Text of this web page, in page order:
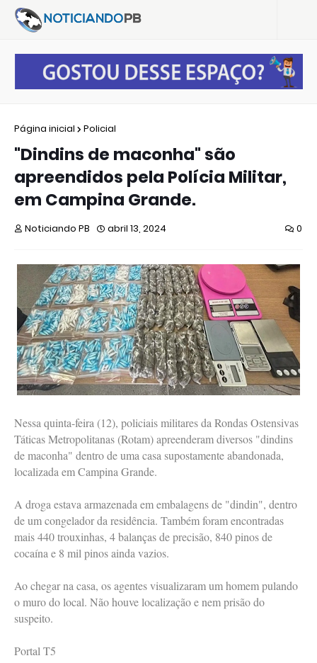
Página inicial Policial
"Dindins de maconha" são
apreendidos pela Polícia Militar,
em Campina Grande.
Noticiando PB abril 13, 2024 0
Nessa quinta-feira (12), policiais militares da Rondas Ostensivas
Táticas Metropolitanas (Rotam) apreenderam diversos "dindins
de maconha" dentro de uma casa supostamente abandonada,
localizada em Campina Grande.
A droga estava armazenada em embalagens de "dindin", dentro
de um congelador da residência. Também foram encontradas
mais 440 trouxinhas, 4 balanças de precisão, 840 pinos de
cocaína e 8 mil pinos ainda vazios.
Ao chegar na casa, os agentes visualizaram um homem pulando
o muro do local. Não houve localização e nem prisão do
suspeito.
Portal T5